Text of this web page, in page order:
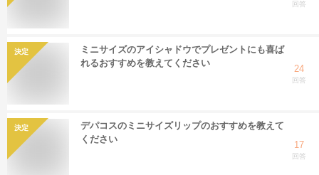
回答
決定
ミニサイズのアイシャドウでプレゼントにも喜ば
れるおすすめを教えてください
24
回答
決定
デパコスのミニサイズリップのおすすめを教えて
ください
17
回答